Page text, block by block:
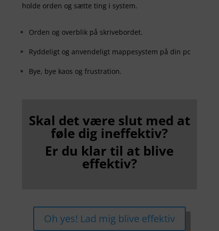
holde orden og sætte ting i system.
Orden og overblik på skrivebordet.
Ryddeligt og anvendeligt mappesystem på din pc
Bye, bye kaos og frustration.
Skal det være slut med at
føle dig ineffektiv?
Er du klar til at blive
effektiv?
Oh yes! Lad mig blive effektiv